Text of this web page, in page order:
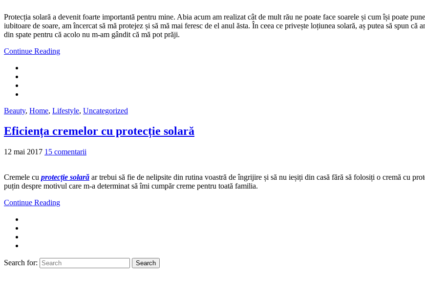
Protecția solară a devenit foarte importantă pentru mine. Abia acum am realizat cât de mult rău ne poate face soarele și cum își poate
iubitoare de soare, am încercat să mă protejez și să mă mai feresc de el anul ăsta. În ceea ce privește loțiunea solară, aș putea să spun
din spate pentru că acolo nu m-am gândit că mă pot prăji.
Continue Reading
Beauty, Home, Lifestyle, Uncategorized
Eficiența cremelor cu protecție solară
12 mai 2017 15 comentarii
Cremele cu protecție solară ar trebui să fie de nelipsite din rutina voastră de îngrijire și să nu ieșiți din casă fără să folosiți o cremă cu
puțin despre motivul care m-a determinat să îmi cumpăr creme pentru toată familia.
Continue Reading
Search for: Search